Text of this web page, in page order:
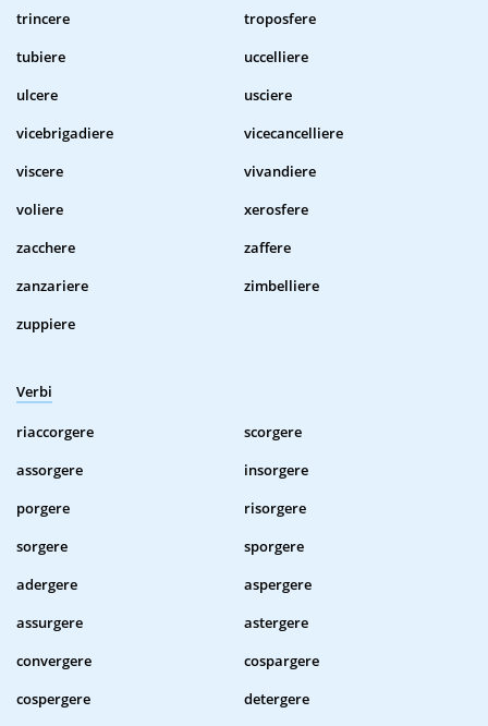
trincere
troposfere
tubiere
uccelliere
ulcere
usciere
vicebrigadiere
vicecancelliere
viscere
vivandiere
voliere
xerosfere
zacchere
zaffere
zanzariere
zimbelliere
zuppiere
Verbi
riaccorgere
scorgere
assorgere
insorgere
porgere
risorgere
sorgere
sporgere
adergere
aspergere
assurgere
astergere
convergere
cospargere
cospergere
detergere